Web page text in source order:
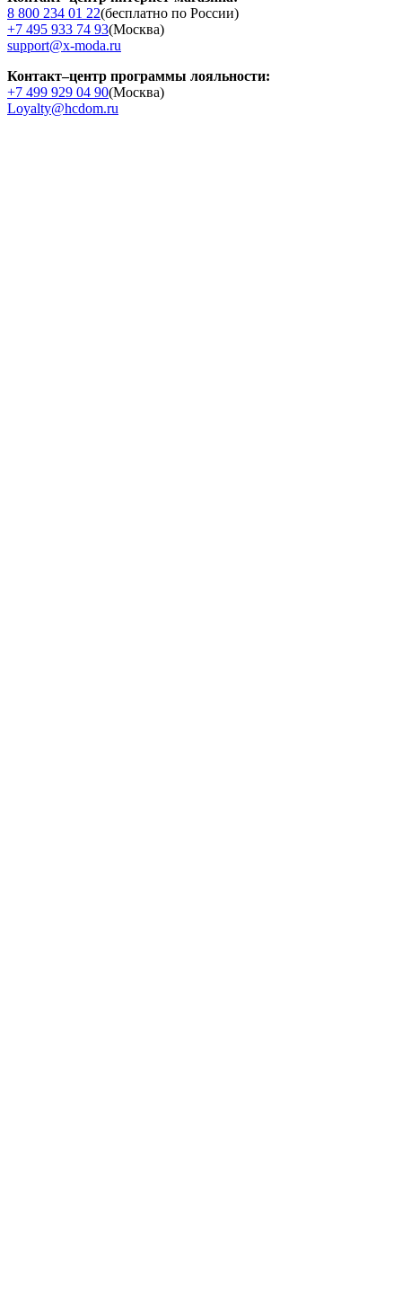
8 800 234 01 22(бесплатно по России)
+7 495 933 74 93(Москва)
support@x-moda.ru
Контакт–центр программы лояльности:
+7 499 929 04 90(Москва)
Loyalty@hcdom.ru